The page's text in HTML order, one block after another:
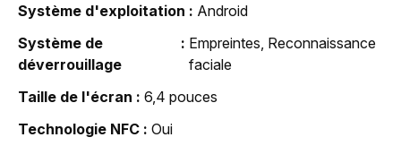
Système d'exploitation
Android
Système de
déverrouillage
Empreintes, Reconnaissance
faciale
Taille de l'écran
6,4 pouces
Technologie NFC
Oui